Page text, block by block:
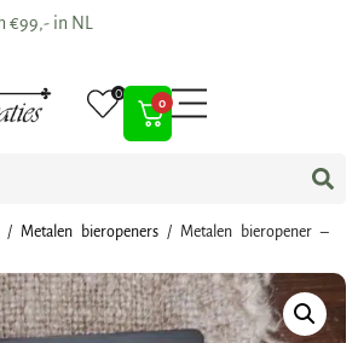
€99,- in NL
0
0
/ Metalen bieropeners / Metalen bieropener –